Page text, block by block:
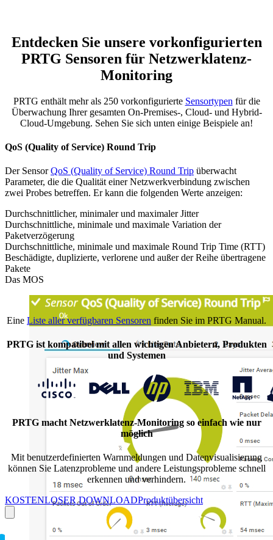
Entdecken Sie unsere vorkonfigurierten
PRTG Sensoren für Netzwerklatenz-
Monitoring
PRTG enthält mehr als 250 vorkonfigurierte Sensortypen für die
Überwachung Ihrer gesamten On-Premises-, Cloud- und Hybrid-
Cloud-Umgebung. Sehen Sie sich unten einige Beispiele an!
QoS (Quality of Service) Round Trip
Der SensorQoS (Quality of Service) Round Trip überwacht
Parameter, die die Qualität einer Netzwerkverbindung zwischen
zwei Probes betreffen. Er kann die folgenden Werte anzeigen:
Durchschnittlicher, minimaler und maximaler Jitter
Durchschnittliche, minimale und maximale Variation der
Paketverzögerung
Durchschnittliche, minimale und maximale Round Trip Time (RTT)
Beschädigte, duplizierte, verlorene und außer der Reihe übertragene
Pakete
Das MOS
Eine Liste aller verfügbaren Sensoren finden Sie im PRTG Manual.
PRTG ist kompatibel mit allen wichtigen Anbietern, Produkten
und Systemen
PRTG macht Netzwerklatenz-Monitoring so einfach wie nur
möglich
Mit benutzerdefinierten Warnmeldungen und Datenvisualisierung
können Sie Latenzprobleme und andere Leistungsprobleme schnell
erkennen und verhindern.
KOSTENLOSER DOWNLOADProduktübersicht